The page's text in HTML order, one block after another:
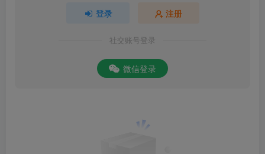
登录 注册
社交账号登录
微信登录